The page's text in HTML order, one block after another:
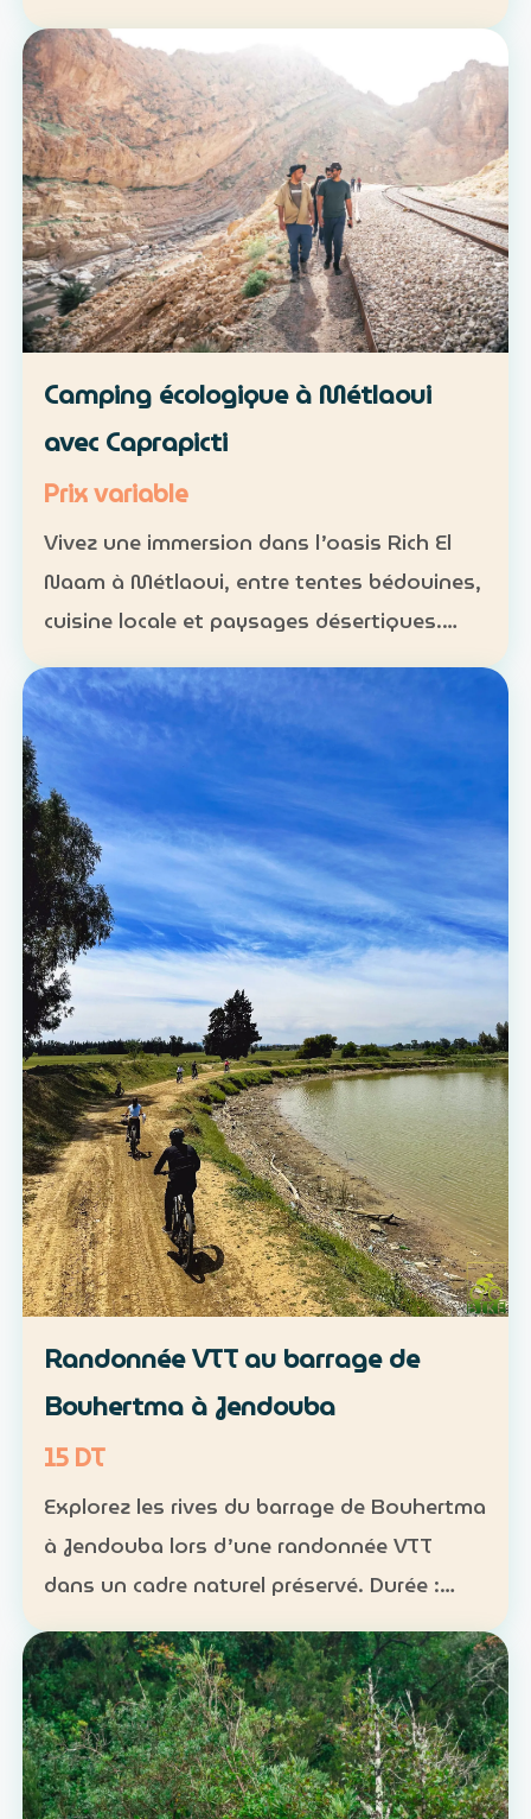
disposition, transfert, activités nautiques
et déjeuner selon la formule convenue Août
2026 : complet…
Camping écologique à Métlaoui
avec Caprapicti
Prix variable
Vivez une immersion dans l’oasis Rich El
Naam à Métlaoui, entre tentes bédouines,
cuisine locale et paysages désertiques.
Hébergement : tentes traditionnelles ou
formules sur mesure Activités : camping,
randonnées, gas…
Randonnée VTT au barrage de
Bouhertma à Jendouba
15 DT
Explorez les rives du barrage de Bouhertma
à Jendouba lors d’une randonnée VTT
dans un cadre naturel préservé. Durée :
environ 1 h à 1 h 30 Niveau : intermédiaire
Groupe : de 5 à 16 participants Tarif : 15 DT
par perso…